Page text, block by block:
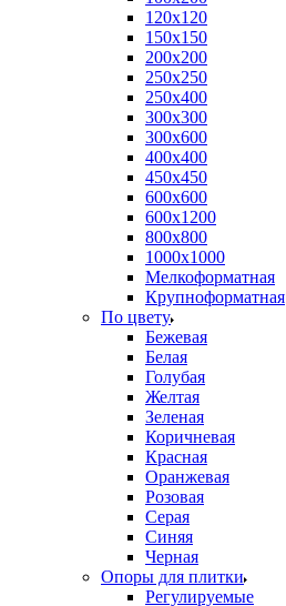
120х120
150х150
200х200
250х250
250х400
300х300
300х600
400х400
450х450
600х600
600х1200
800х800
1000х1000
Мелкоформатная
Крупноформатная
По цвету
Бежевая
Белая
Голубая
Желтая
Зеленая
Коричневая
Красная
Оранжевая
Розовая
Серая
Синяя
Черная
Опоры для плитки
Регулируемые